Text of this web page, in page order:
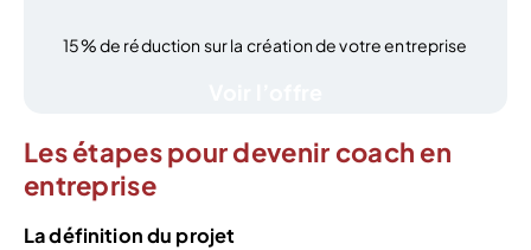
15% de réduction sur la création de votre entreprise
Les étapes pour devenir coach en
entreprise
La définition du projet